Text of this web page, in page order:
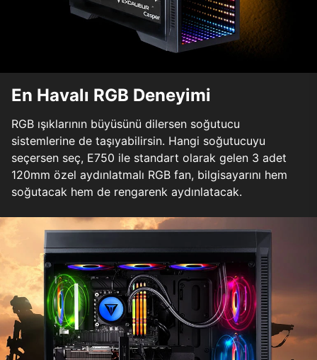
En Havalı RGB Deneyimi
RGB ışıklarının büyüsünü dilersen soğutucu
sistemlerine de taşıyabilirsin. Hangi soğutucuyu
seçersen seç, E750 ile standart olarak gelen 3 adet
120mm özel aydınlatmalı RGB fan, bilgisayarını hem
soğutacak hem de rengarenk aydınlatacak.